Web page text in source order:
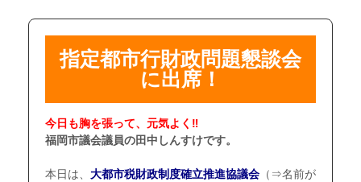
指定都市行財政問題懇談会
に出席！
今日も胸を張って、元気よく‼
福岡市議会議員の田中しんすけです。
本日は、 大都市税財政制度確立推進協議会 （⇒名前が